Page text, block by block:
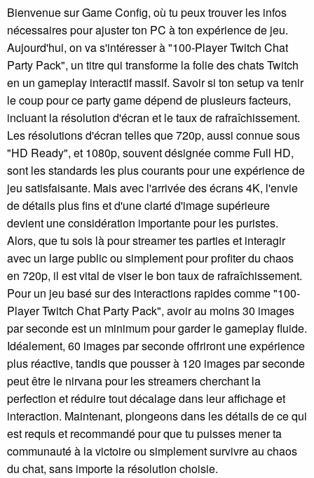
Bienvenue sur Game Config, où tu peux trouver les infos
nécessaires pour ajuster ton PC à ton expérience de jeu.
Aujourd'hui, on va s'intéresser à "100-Player Twitch Chat
Party Pack", un titre qui transforme la folie des chats Twitch
en un gameplay interactif massif. Savoir si ton setup va tenir
le coup pour ce party game dépend de plusieurs facteurs,
incluant la résolution d'écran et le taux de rafraîchissement.
Les résolutions d'écran telles que 720p, aussi connue sous
"HD Ready", et 1080p, souvent désignée comme Full HD,
sont les standards les plus courants pour une expérience de
jeu satisfaisante. Mais avec l'arrivée des écrans 4K, l'envie
de détails plus fins et d'une clarté d'image supérieure
devient une considération importante pour les puristes.
Alors, que tu sois là pour streamer tes parties et interagir
avec un large public ou simplement pour profiter du chaos
en 720p, il est vital de viser le bon taux de rafraîchissement.
Pour un jeu basé sur des interactions rapides comme "100-
Player Twitch Chat Party Pack", avoir au moins 30 images
par seconde est un minimum pour garder le gameplay fluide.
Idéalement, 60 images par seconde offriront une expérience
plus réactive, tandis que pousser à 120 images par seconde
peut être le nirvana pour les streamers cherchant la
perfection et réduire tout décalage dans leur affichage et
interaction. Maintenant, plongeons dans les détails de ce qui
est requis et recommandé pour que tu puisses mener ta
communauté à la victoire ou simplement survivre au chaos
du chat, sans importe la résolution choisie.